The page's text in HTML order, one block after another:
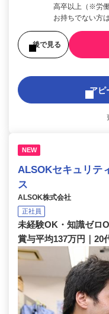
高卒以上（※労
お持ちでない方
後で見る
アピ
NEW
ALSOKセキュリテ
ス
ALSOK株式会社
正社員
未経験OK・知識ゼロ
賞与平均137万円｜20